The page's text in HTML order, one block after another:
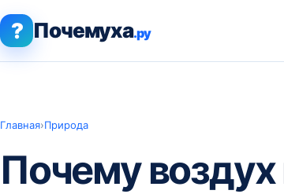
? Почемуха.ру
Главная›Природа
Почему